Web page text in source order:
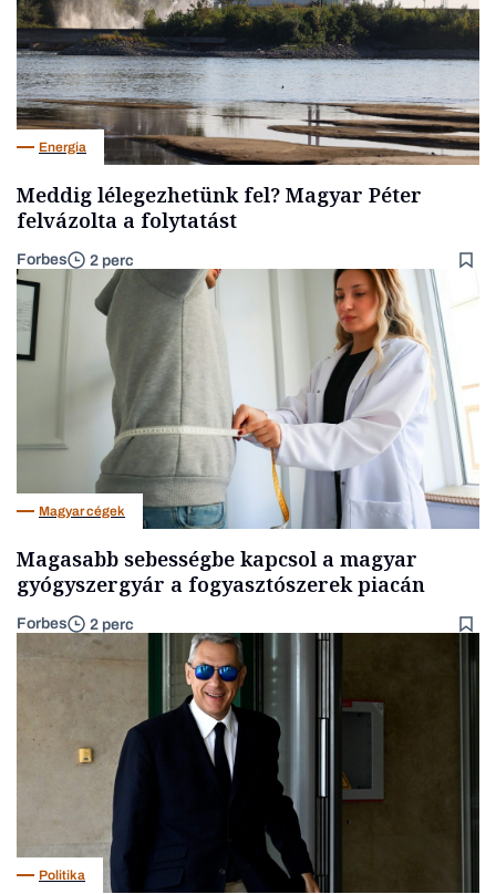
Energia
Meddig lélegezhetünk fel? Magyar Péter
felvázolta a folytatást
Forbes 2 perc
Magyar cégek
Magasabb sebességbe kapcsol a magyar
gyógyszergyár a fogyasztószerek piacán
Forbes 2 perc
Politika